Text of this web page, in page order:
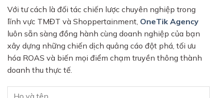
Với tư cách là đối tác chiến lược chuyên nghiệp trong
lĩnh vực TMĐT và Shoppertainment, OneTik Agency
luôn sẵn sàng đồng hành cùng doanh nghiệp của bạn
xây dựng những chiến dịch quảng cáo đột phá, tối ưu
hóa ROAS và biến mọi điểm chạm truyền thông thành
doanh thu thực tế.